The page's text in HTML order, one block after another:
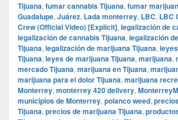
Tijuana, fumar cannabis Tijuana, fumar
Guadalupe, Juárez, Lada monterrey, LBC, LBC
Crew (Official Video) [Explicit], legalización de
legalización de cannabis Tijuana, legalización
Tijuana, legalización de marijuana Tijuana,
Tijuana, leyes de marijuana Tijuana, marijuana,
mercado Tijuana, marijuana en Tijuana,
marijuana para el dolor Tijuana, marijuana
Monterrey, monterrey 420 delivery,
municipios de Monterrey, polanco weed,
Tijuana, precios de marijuana Tijuana,